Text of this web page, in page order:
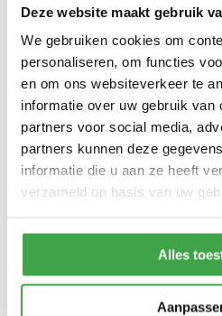
Deze website maakt gebruik
We gebruiken cookies om
personaliseren, om functies
en om ons websiteverkeer te
informatie over uw gebruik van
partners voor social media,
partners kunnen deze
informatie die u aan ze heeft
verzameld op basis van uw
Alles
Deur
Doorloophoogte deur
Bevestigingsmaterialen
Transport